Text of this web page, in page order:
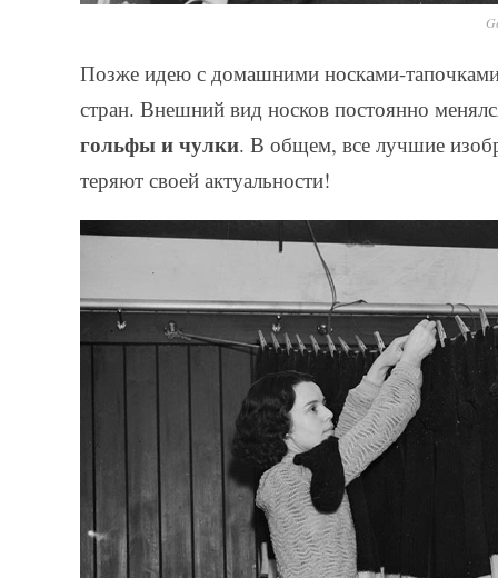
Позже идею с домашними носками-
стран. Внешний вид носков постоянно
гольфы и чулки. В общем, все лучшие
теряют своей актуальности!